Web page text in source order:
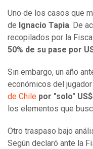
Uno de los casos que
de Ignacio Tapia. De
recopilados por la
50% de su pase por
Sin embargo, un año
económicos del jugador
de Chile por "solo"
los elementos que
Otro traspaso bajo
Según declaró ante la